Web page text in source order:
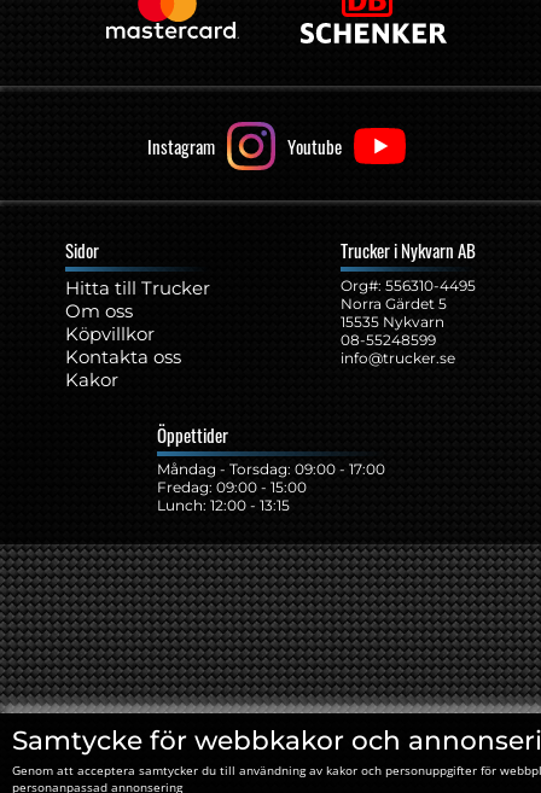
Samtycke för webbkakor och
Genom att acceptera samtycker du till användning av kakor och personuppgifter för
personanpassad annonsering
Instagram Youtube
Sidor
Hitta till Trucker
Om oss
Köpvillkor
Kontakta oss
Kakor
Trucker i Nykvarn AB
Org#: ‍556310-4495
Norra Gärdet 5
15535 Nykvarn
08-55248599
info@trucker.se
Öppettider
Måndag - Torsdag: 09:00 - 17:00
Fredag: 09:00 - 15:00
Lunch: 12:00 - 13:15